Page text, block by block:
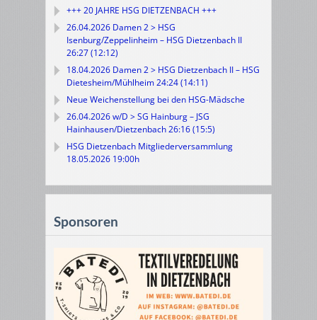
+++ 20 JAHRE HSG DIETZENBACH +++
26.04.2026 Damen 2 > HSG
Isenburg/Zeppelinheim – HSG Dietzenbach II
26:27 (12:12)
18.04.2026 Damen 2 > HSG Dietzenbach II – HSG
Dietesheim/Mühlheim 24:24 (14:11)
Neue Weichenstellung bei den HSG-Mädsche
26.04.2026 w/D > SG Hainburg – JSG
Hainhausen/Dietzenbach 26:16 (15:5)
HSG Dietzenbach Mitgliederversammlung
18.05.2026 19:00h
Sponsoren